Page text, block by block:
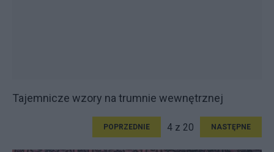
Tajemnicze wzory na trumnie wewnętrznej
POPRZEDNIE 4 z 20 NASTĘPNE